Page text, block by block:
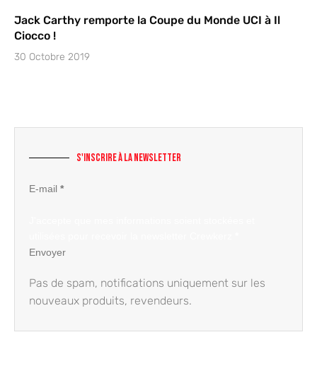
Jack Carthy remporte la Coupe du Monde UCI à Il
Ciocco !
30 Octobre 2019
S'inscrire à la newsletter
Section
E-mail *
Envoyer
Pas de spam, notifications uniquement sur les
nouveaux produits, revendeurs.